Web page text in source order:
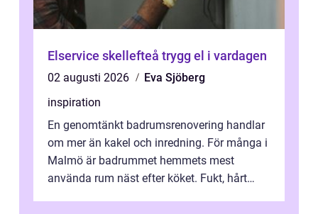
Elservice skellefteå trygg el i vardagen
02 augusti 2026
Eva Sjöberg
inspiration
En genomtänkt badrumsrenovering handlar
om mer än kakel och inredning. För många i
Malmö är badrummet hemmets mest
använda rum näst efter köket. Fukt, hårt